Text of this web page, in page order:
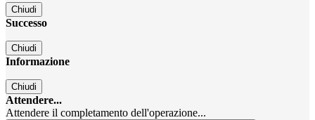
Chiudi
Successo
Chiudi
Informazione
Chiudi
Attendere...
Attendere il completamento dell'operazione...